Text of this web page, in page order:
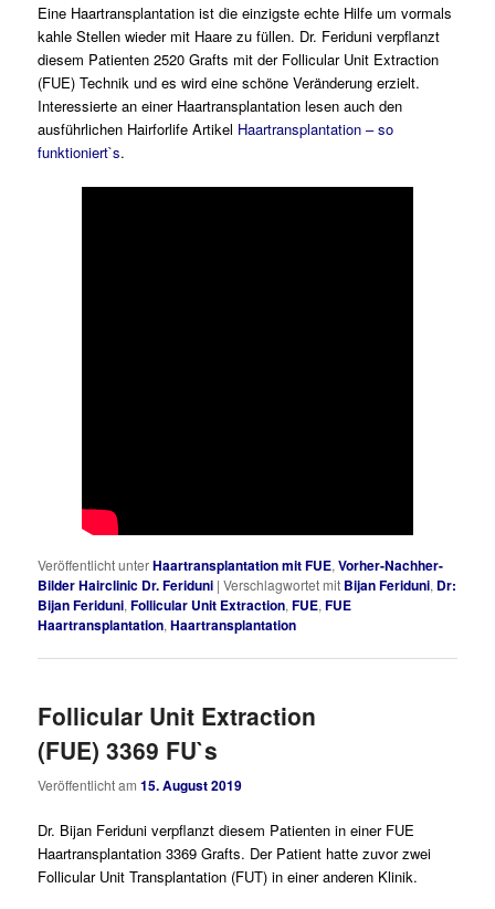
Eine Haartransplantation ist die einzigste echte Hilfe um vormals
kahle Stellen wieder mit Haare zu füllen. Dr. Feriduni verpflanzt
diesem Patienten 2520 Grafts mit der Follicular Unit Extraction
(FUE) Technik und es wird eine schöne Veränderung erzielt.
Interessierte an einer Haartransplantation lesen auch den
ausführlichen Hairforlife Artikel Haartransplantation – so
funktioniert`s.
Veröffentlicht unterHaartransplantation mit FUE,Vorher-Nachher-
Bilder Hairclinic Dr. Feriduni |Verschlagwortet mit Bijan Feriduni, Dr:
Bijan Feriduni,Follicular Unit Extraction,FUE,FUE
Haartransplantation,Haartransplantation
Follicular Unit Extraction
(FUE) 3369 FU`s
Veröffentlicht am15. August 2019
Dr. Bijan Feriduni verpflanzt diesem Patienten in einer FUE
Haartransplantation 3369 Grafts. Der Patient hatte zuvor zwei
Follicular Unit Transplantation (FUT) in einer anderen Klinik.